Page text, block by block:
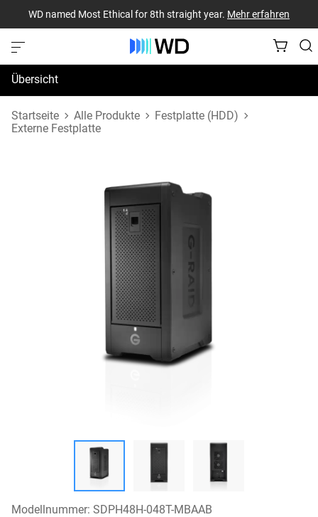
WD named Most Ethical for 8th straight year. Mehr erfahren
Übersicht
Technische Daten
Startseite Alle Produkte
Festplatte (HDD)
Externe Festplatte
Modellnummer: SDPH48H-048T-MBAAB